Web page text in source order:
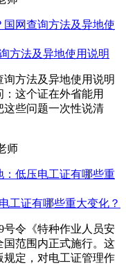
方法及异地使用说明
方法及异地使用说明
这个证在外省能用
这些问题一次性说清
师
工证有哪些重大变化？
号令《特种作业人员安
范围内正式施行。这
规定，对电工证管理作